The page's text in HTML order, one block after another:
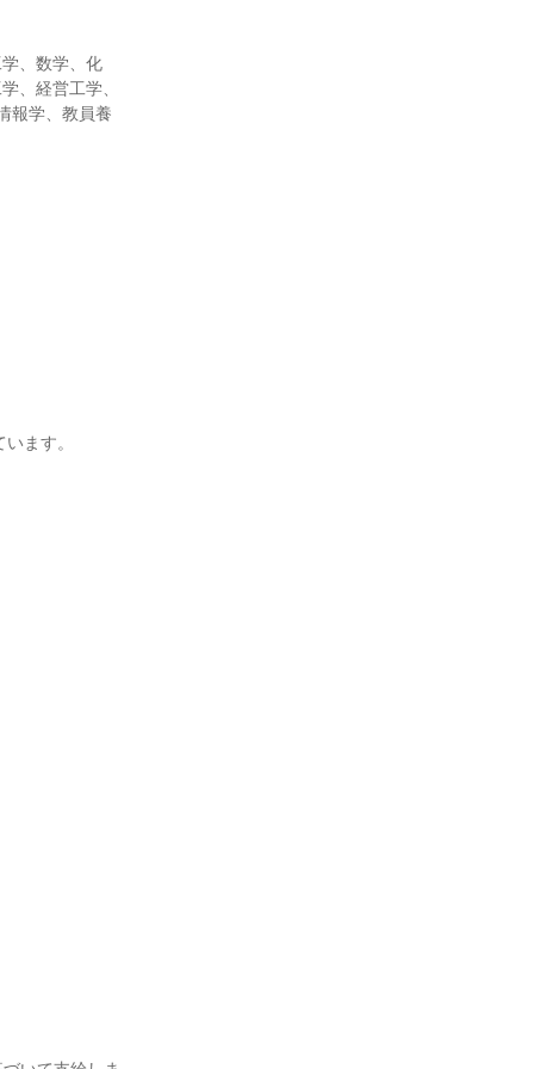
、数学、化
、経営工学、
報学、教員養
ます。